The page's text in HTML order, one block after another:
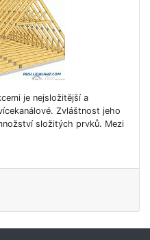
je nejsložitější a
Zvláštnost jeho
složitých prvků. Mezi